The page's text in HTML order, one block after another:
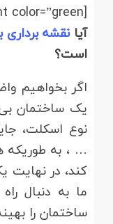
[highlight color=”green”]پیشنهاد ما:[/highlight]
آیانقشه برداری
است؟
اگر بخواهیم
یک ساختمان بی
نوع اسکلت،
… ، به طوریکه
کند، در
ما به دنبال
ساختمان را